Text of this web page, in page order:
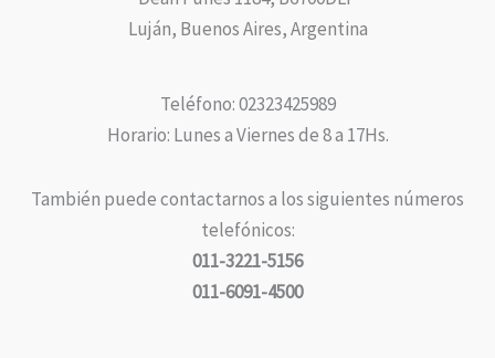
Luján, Buenos Aires, Argentina
Teléfono: 02323425989
Horario: Lunes a Viernes de 8 a 17Hs.
También puede contactarnos a los siguientes números
telefónicos:
011-3221-5156
011-6091-4500